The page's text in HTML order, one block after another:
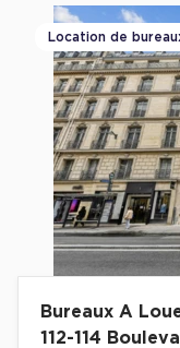
Location de
Bureaux A
112-114